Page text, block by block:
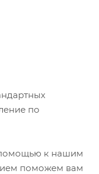
по
помощью к нашим
поможем вам